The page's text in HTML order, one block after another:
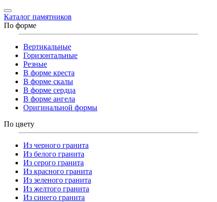
Каталог памятников
По форме
Вертикальные
Горизонтальные
Резные
В форме креста
В форме скалы
В форме сердца
В форме ангела
Оригинальной формы
По цвету
Из черного гранита
Из белого гранита
Из серого гранита
Из красного гранита
Из зеленого гранита
Из желтого гранита
Из синего гранита